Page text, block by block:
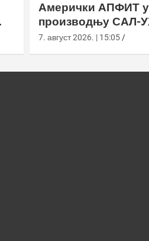
Амерички АПФИТ
производњу САЛ-
ласера за УССОЦОМ
7. август 2026. | 15:05